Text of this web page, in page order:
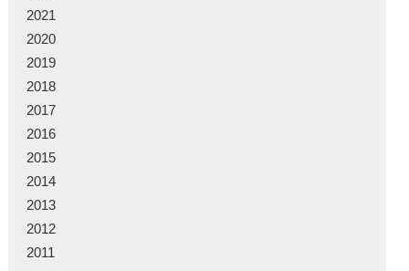
2021
2020
2019
2018
2017
2016
2015
2014
2013
2012
2011